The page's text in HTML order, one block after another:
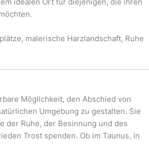
malerische Harzlandschaft, Ruhe
Möglichkeit, den Abschied von
Umgebung zu gestalten. Sie
der Ruhe, der Besinnung und des
Trost spenden. Ob im Taunus, in